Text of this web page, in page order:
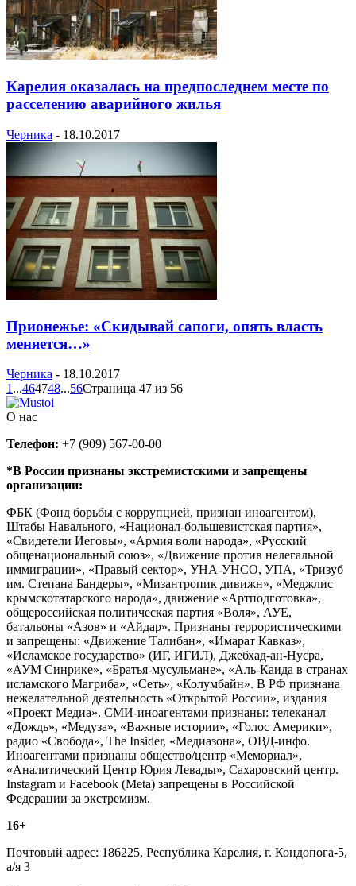
Карелия оказалась на предпоследнем месте по
расселению аварийного жилья
Черника - 18.10.2017
Прионежье: «Скидывай сапоги, опять власть
меняется…»
Черника - 18.10.2017
1 ...464748...56Страница 47 из 56
О нас
Телефон: +7 (909) 567-00-00
*В России признаны экстремистскими и запрещены
организации:
ФБК (Фонд борьбы с коррупцией, признан иноагентом),
Штабы Навального, «Национал-большевистская партия»,
«Свидетели Иеговы», «Армия воли народа», «Русский
общенациональный союз», «Движение против нелегальной
иммиграции», «Правый сектор», УНА-УНСО, УПА, «Тризуб
им. Степана Бандеры», «Мизантропик дивижн», «Меджлис
крымскотатарского народа», движение «Артподготовка»,
общероссийская политическая партия «Воля», АУЕ,
батальоны «Азов» и «Айдар». Признаны террористическими
и запрещены: «Движение Талибан», «Имарат Кавказ»,
«Исламское государство» (ИГ, ИГИЛ), Джебхад-ан-Нусра,
«АУМ Синрике», «Братья-мусульмане», «Аль-Каида в странах
исламского Магриба», «Сеть», «Колумбайн». В РФ признана
нежелательной деятельность «Открытой России», издания
«Проект Медиа». СМИ-иноагентами признаны: телеканал
«Дождь», «Медуза», «Важные истории», «Голос Америки»,
радио «Свобода», The Insider, «Медиазона», ОВД-инфо.
Иноагентами признаны общество/центр «Мемориал»,
«Аналитический Центр Юрия Левады», Сахаровский центр.
Instagram и Facebook (Metа) запрещены в Российской
Федерации за экстремизм.
16+
Почтовый адрес: 186225, Республика Карелия, г. Кондопога-5,
а/я 3